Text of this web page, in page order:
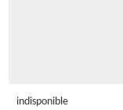
indisponible